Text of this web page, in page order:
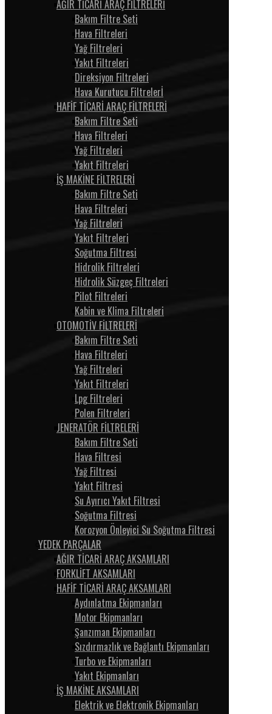
AĞIR TİCARİ ARAÇ FİLTRELERİ
Bakım Filtre Seti
Hava Filtreleri
Yağ Filtreleri
Yakıt Filtreleri
Direksiyon Filtreleri
Hava Kurutucu Filtrelerİ
HAFİF TİCARİ ARAÇ FİLTRELERİ
Bakım Filtre Seti
Hava Filtreleri
Yağ Filtreleri
Yakıt Filtreleri
İŞ MAKİNE FİLTRELERİ
Bakım Filtre Seti
Hava Filtreleri
Yağ Filtreleri
Yakıt Filtreleri
Soğutma Filtresi
Hidrolik Filtreleri
Hidrolik Süzgeç Filtreleri
Pilot Filtreleri
Kabin ve Klima Filtreleri
OTOMOTİV FİLTRELERİ
Bakım Filtre Seti
Hava Filtreleri
Yağ Filtreleri
Yakıt Filtreleri
Lpg Filtreleri
Polen Filtreleri
JENERATÖR FİLTRELERİ
Bakım Filtre Seti
Hava Filtresi
Yağ Filtresi
Yakıt Filtresi
Su Ayırıcı Yakıt Filtresi
Soğutma Filtresi
Korozyon Önleyici Su Soğutma Filtresi
YEDEK PARÇALAR
AĞIR TİCARİ ARAÇ AKSAMLARI
FORKLİFT AKSAMLARI
HAFİF TİCARİ ARAÇ AKSAMLARI
Aydınlatma Ekipmanları
Motor Ekipmanları
Şanzıman Ekipmanları
Sızdırmazlık ve Bağlantı Ekipmanları
Turbo ve Ekipmanları
Yakıt Ekipmanları
İŞ MAKİNE AKSAMLARI
Elektrik ve Elektronik Ekipmanları